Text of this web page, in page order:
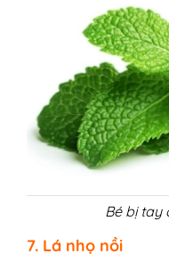
Bé bị tay
7. Lá nhọ nồi